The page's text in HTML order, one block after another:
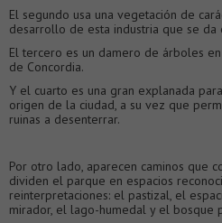
El segundo usa una vegetación de
desarrollo de esta industria que se da
El tercero es un damero de árboles
de Concordia.
Y el cuarto es una gran explanada
origen de la ciudad, a su vez que
ruinas a desenterrar.
Por otro lado, aparecen caminos que
dividen el parque en espacios
reinterpretaciones: el pastizal, el
mirador, el lago-humedal y el bosque